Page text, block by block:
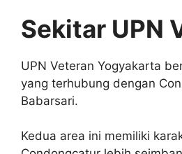
Sekitar UPN
UPN Veteran Yogyakarta
yang terhubung dengan
Babarsari.
Kedua area ini memiliki